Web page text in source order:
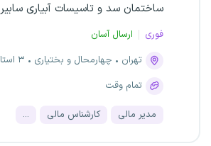
ساختمان سد و تاسیسات آبیاری سابیر
فوری
ارسال آسان
تهران
چهارمحال و بختیاری
۳ استان دیگر
تمام وقت
مدیر مالی کارشناس مالی ...